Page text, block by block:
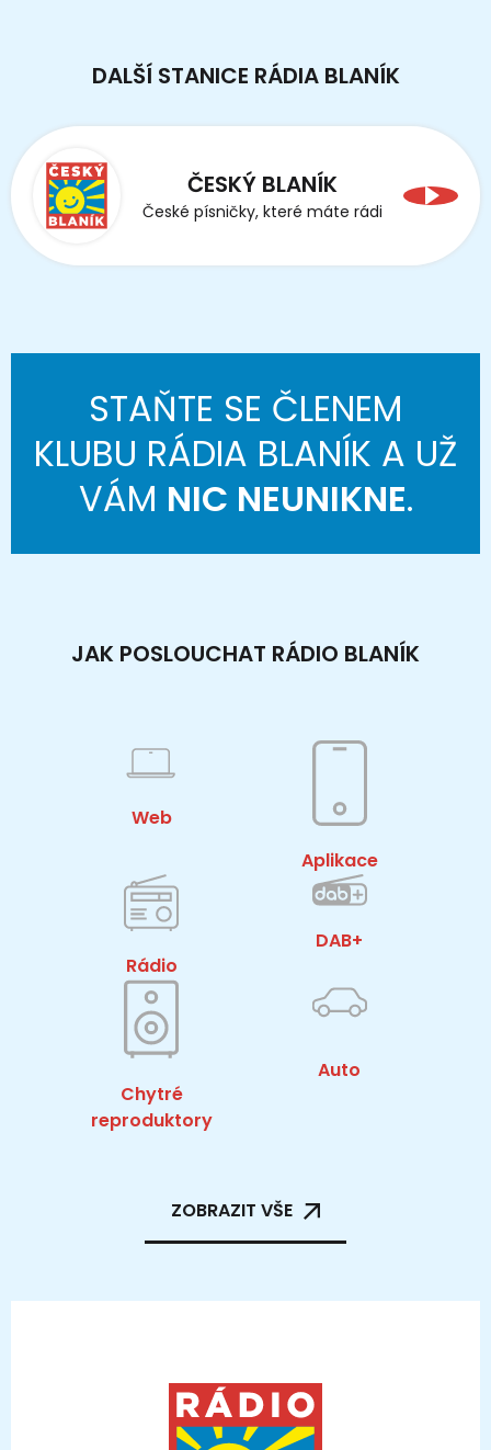
DALŠÍ STANICE RÁDIA BLANÍK
ČESKÝ BLANÍK
České písničky, které máte rádi
STAŇTE SE ČLENEM
KLUBU RÁDIA BLANÍK A UŽ
VÁM NIC NEUNIKNE.
JAK POSLOUCHAT RÁDIO BLANÍK
Web
Aplikace
Rádio
DAB+
Chytré
reproduktory
Auto
ZOBRAZIT VŠE